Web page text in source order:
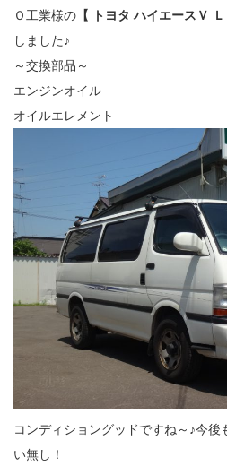
Ｏ工業様の 【 トヨタ ハイエースＶ Ｌ
しました♪
～交換部品～
エンジンオイル
オイルエレメント
コンディショングッドですね～♪今
い無し！